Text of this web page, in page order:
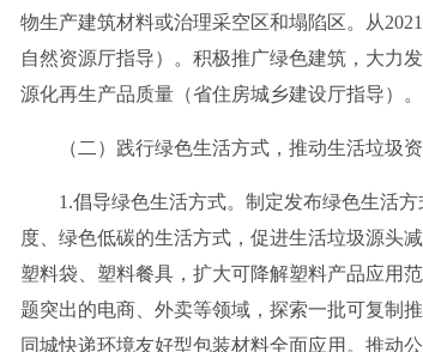
物生产建筑材料或治理采空区和塌陷区。从
自然资源厅指导）。积极推广绿色建筑，大力
源化再生产品质量（省住房城乡建设厅指导）。
（二）践行绿色生活方式，推动生活垃圾资
1.倡导绿色生活方式。制定发布绿色生活方
度、绿色低碳的生活方式，促进生活垃圾源头
塑料袋、塑料餐具，扩大可降解塑料产品应用
题突出的电商、外卖等领域，探索一批可复制
同城快递环境友好型包装材料全面应用。推动